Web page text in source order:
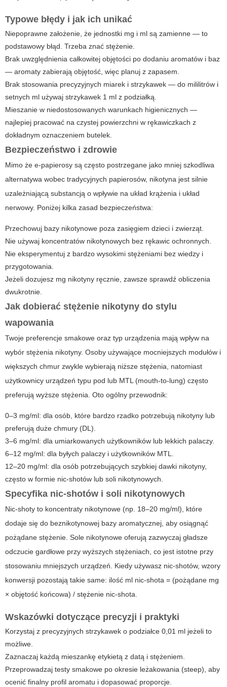
Typowe błędy i jak ich unikać
Niepoprawne założenie, że jednostki mg i ml są zamienne — to
podstawowy błąd. Trzeba znać stężenie.
Brak uwzględnienia całkowitej objętości po dodaniu aromatów i baz
— aromaty zabierają objętość, więc planuj z zapasem.
Brak stosowania precyzyjnych miarek i strzykawek — do mililitrów i
setnych ml używaj strzykawek 1 ml z podziałką.
Mieszanie w niedostosowanych warunkach higienicznych —
najlepiej pracować na czystej powierzchni w rękawiczkach z
dokładnym oznaczeniem butelek.
Bezpieczeństwo i zdrowie
Mimo że e-papierosy są często postrzegane jako mniej szkodliwa
alternatywa wobec tradycyjnych papierosów, nikotyna jest silnie
uzależniającą substancją o wpływie na układ krążenia i układ
nerwowy. Poniżej kilka zasad bezpieczeństwa:
Przechowuj bazy nikotynowe poza zasięgiem dzieci i zwierząt.
Nie używaj koncentratów nikotynowych bez rękawic ochronnych.
Nie eksperymentuj z bardzo wysokimi stężeniami bez wiedzy i
przygotowania.
Jeżeli dozujesz mg nikotyny ręcznie, zawsze sprawdź obliczenia
dwukrotnie.
Jak dobierać stężenie nikotyny do stylu
wapowania
Twoje preferencje smakowe oraz typ urządzenia mają wpływ na
wybór stężenia nikotyny. Osoby używające mocniejszych modułów i
większych chmur zwykle wybierają niższe stężenia, natomiast
użytkownicy urządzeń typu pod lub MTL (mouth-to-lung) często
preferują wyższe stężenia. Oto ogólny przewodnik:
0–3 mg/ml: dla osób, które bardzo rzadko potrzebują nikotyny lub
preferują duże chmury (DL).
3–6 mg/ml: dla umiarkowanych użytkowników lub lekkich palaczy.
6–12 mg/ml: dla byłych palaczy i użytkowników MTL.
12–20 mg/ml: dla osób potrzebujących szybkiej dawki nikotyny,
często w formie nic-shotów lub soli nikotynowych.
Specyfika nic-shotów i soli nikotynowych
Nic-shoty to koncentraty nikotynowe (np. 18–20 mg/ml), które
dodaje się do beznikotynowej bazy aromatycznej, aby osiągnąć
pożądane stężenie. Sole nikotynowe oferują zazwyczaj gładsze
odczucie gardłowe przy wyższych stężeniach, co jest istotne przy
stosowaniu mniejszych urządzeń. Kiedy używasz nic-shotów, wzory
konwersji pozostają takie same: ilość ml nic-shota = (pożądane mg
× objętość końcowa) / stężenie nic-shota.
Wskazówki dotyczące precyzji i praktyki
Korzystaj z precyzyjnych strzykawek o podziałce 0,01 ml jeżeli to
możliwe.
Zaznaczaj każdą mieszankę etykietą z datą i stężeniem.
Przeprowadzaj testy smakowe po okresie leżakowania (steep), aby
ocenić finalny profil aromatu i dopasować proporcje.